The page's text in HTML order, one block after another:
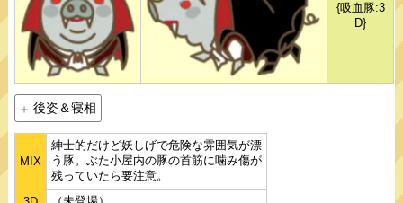
{吸血豚:3
D}
後姿＆寝相
MIX
紳士的だけど妖しげで危険な雰囲気が漂
う豚。ぶた小屋内の豚の首筋に噛み傷が
残っていたら要注意。